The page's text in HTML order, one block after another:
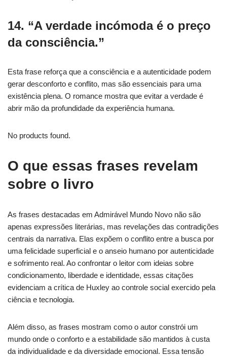
14. “A verdade incómoda é o preço
da consciência.”
Esta frase reforça que a consciência e a autenticidade podem
gerar desconforto e conflito, mas são essenciais para uma
existência plena. O romance mostra que evitar a verdade é
abrir mão da profundidade da experiência humana.
No products found.
O que essas frases revelam
sobre o livro
As frases destacadas em Admirável Mundo Novo não são
apenas expressões literárias, mas revelações das contradições
centrais da narrativa. Elas expõem o conflito entre a busca por
uma felicidade superficial e o anseio humano por autenticidade
e sofrimento real. Ao confrontar o leitor com ideias sobre
condicionamento, liberdade e identidade, essas citações
evidenciam a crítica de Huxley ao controle social exercido pela
ciência e tecnologia.
Além disso, as frases mostram como o autor constrói um
mundo onde o conforto e a estabilidade são mantidos à custa
da individualidade e da diversidade emocional. Essa tensão